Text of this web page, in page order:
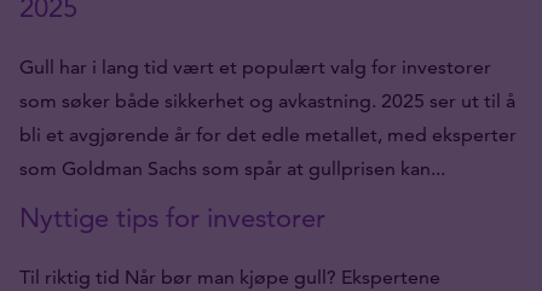
2025
Gull har i lang tid vært et populært valg for investorer
som søker både sikkerhet og avkastning. 2025 ser ut til å
bli et avgjørende år for det edle metallet, med eksperter
som Goldman Sachs som spår at gullprisen kan...
Nyttige tips for investorer
Til riktig tid Når bør man kjøpe gull? Ekspertene